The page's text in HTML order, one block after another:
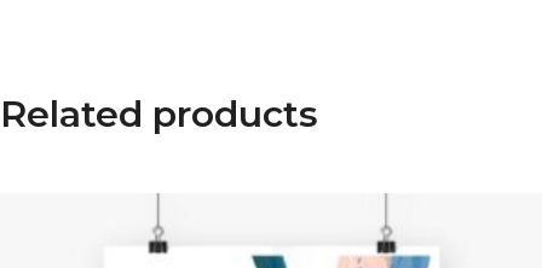
Related products